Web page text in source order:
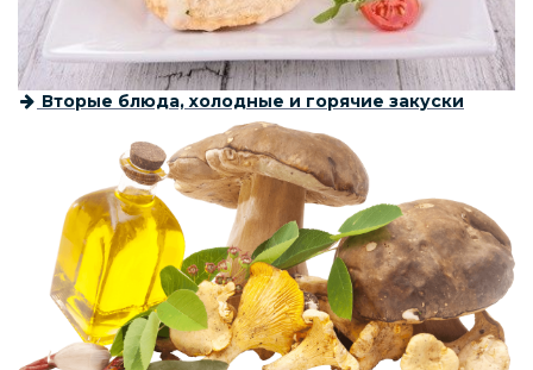
Вторые блюда, холодные и горячие закуски